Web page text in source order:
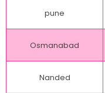
pune
Osmanabad
Nanded